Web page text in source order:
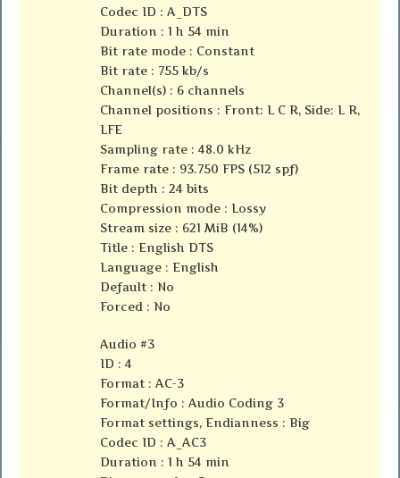
Codec ID : A_DTS
Duration : 1 h 54 min
Bit rate mode : Constant
Bit rate : 755 kb/s
Channel(s) : 6 channels
Channel positions : Front: L C R, Side: L R,
LFE
Sampling rate : 48.0 kHz
Frame rate : 93.750 FPS (512 spf)
Bit depth : 24 bits
Compression mode : Lossy
Stream size : 621 MiB (14%)
Title : English DTS
Language : English
Default : No
Forced : No
Audio #3
ID : 4
Format : AC-3
Format/Info : Audio Coding 3
Format settings, Endianness : Big
Codec ID : A_AC3
Duration : 1 h 54 min